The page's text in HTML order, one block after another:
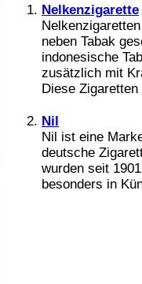
Nelkenzigarette
neben Tabak
indonesische
zusätzlich mit
Diese
Nil
Nil ist eine
deutsche
wurden seit
besonders in